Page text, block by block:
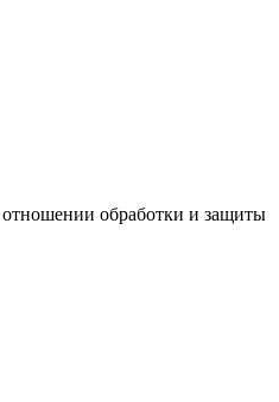
обработки и защиты